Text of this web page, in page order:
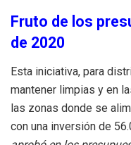
Fruto de los
de 2020
Esta iniciativa, para
mantener limpias y en
las zonas donde se
con una inversión de